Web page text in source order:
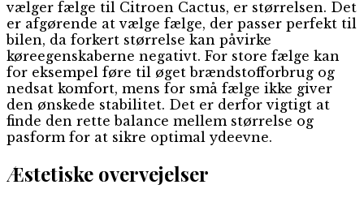
vælger fælge til Citroen Cactus, er størrelsen. Det
er afgørende at vælge fælge, der passer perfekt til
bilen, da forkert størrelse kan påvirke
køreegenskaberne negativt. For store fælge kan
for eksempel føre til øget brændstofforbrug og
nedsat komfort, mens for små fælge ikke giver
den ønskede stabilitet. Det er derfor vigtigt at
finde den rette balance mellem størrelse og
pasform for at sikre optimal ydeevne.
Æstetiske overvejelser